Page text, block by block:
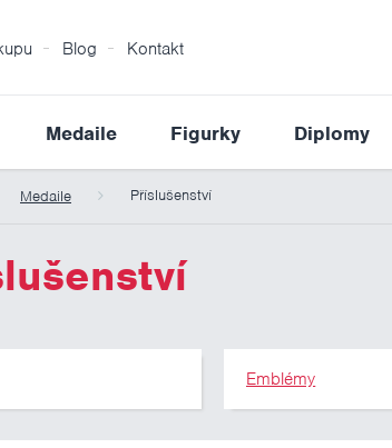
Blog Kontakt
Medaile Figurky Diplomy
Medaile Příslušenství
Emblémy